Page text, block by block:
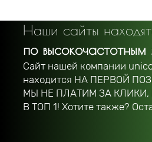
Наши сайты
по высокочастотным
Сайт нашей компании
находится НА ПЕРВОЙ
МЫ НЕ ПЛАТИМ ЗА
В ТОП 1! Хотите также?